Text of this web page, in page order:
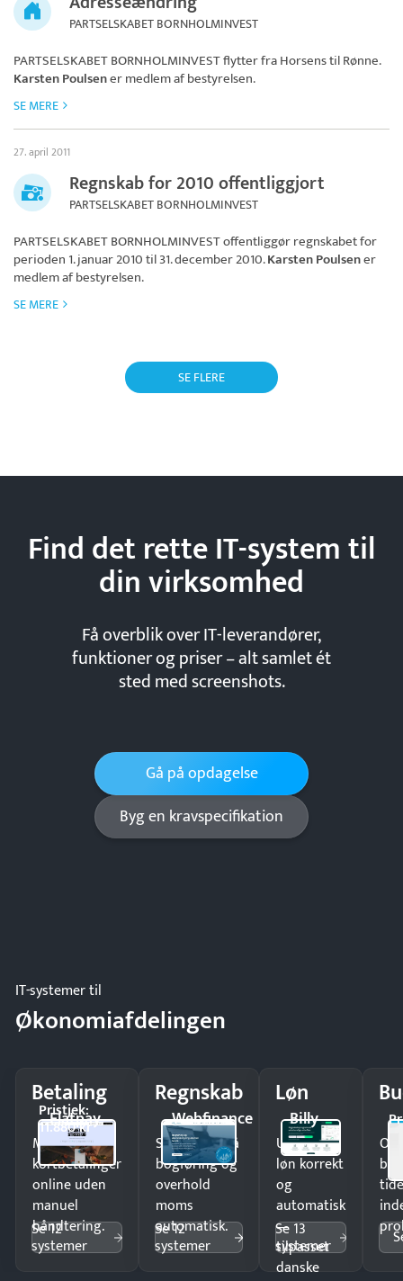
PARTSELSKABET BORNHOLMINVEST
PARTSELSKABET BORNHOLMINVESTflytter fra Horsens til Rønne.
Karsten Poulsener medlem af bestyrelsen.
SE MERE
27. april 2011
Regnskab for 2010 offentliggjort
PARTSELSKABET BORNHOLMINVEST
PARTSELSKABET BORNHOLMINVESToffentliggør regnskabet for
perioden 1. januar 2010 til 31. december 2010.Karsten Poulsener
medlem af bestyrelsen.
SE MERE
SE FLERE
Find det rette IT-system til
dinvirksomhed
Få overblik over IT-leverandører,
funktioner og priser – alt samlet ét
sted med screenshots.
Gå på opdagelse
Byg en kravspecifikation
IT-systemer til
Økonomiafdelingen
Betaling
Flatpay
Pristjek:
11.880 kr
Modtag
kortbetalinger
online uden
manuel
håndtering.
Se 12
systemer
Regnskab
Webfinance
Spar timer på
bogføring og
overhold
moms
automatisk.
Se 12
systemer
Løn
Billy
Udbetal
løn korrekt
og
automatisk
—
tilpasset
danske
Se 13
systemer